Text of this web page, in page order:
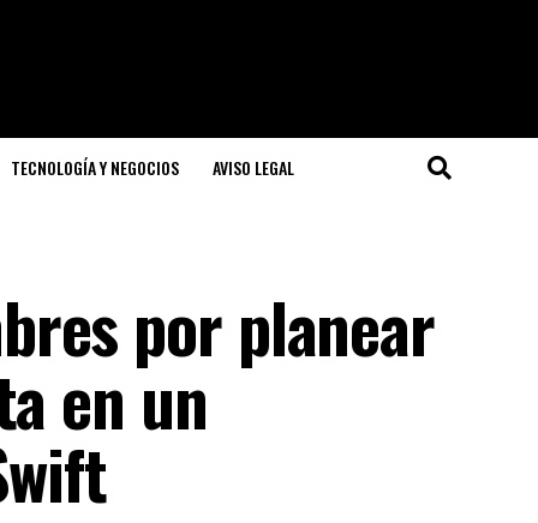
TECNOLOGÍA Y NEGOCIOS AVISO LEGAL
por planear
en un